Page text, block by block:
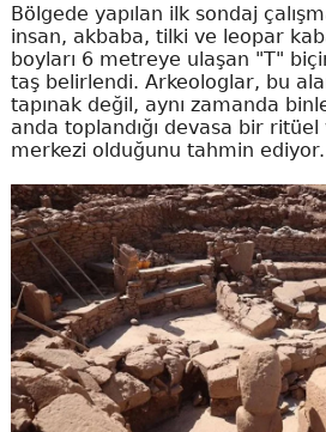
Bölgede yapılan ilk sondaj
insan, akbaba, tilki ve leopar
boyları 6 metreye ulaşan "T"
taş belirlendi. Arkeologlar, bu
tapınak değil, aynı zamanda
anda toplandığı devasa bir
merkezi olduğunu tahmin ediyor.